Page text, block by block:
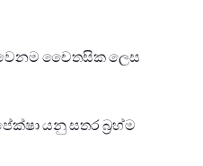
වෙනම චෛතසික ලෙස
යනු සතර බ්‍රහ්ම